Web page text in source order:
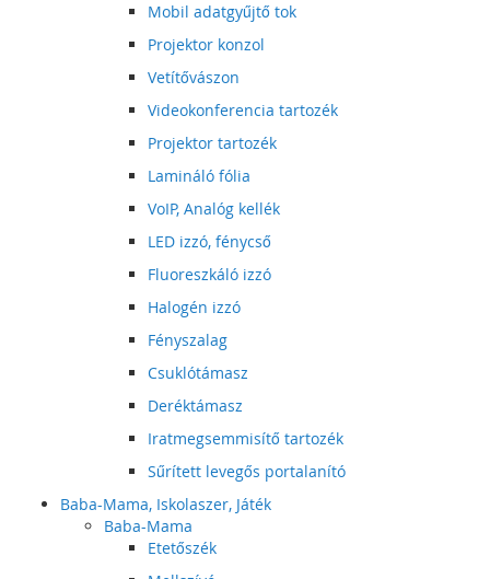
Mobil adatgyűjtő tok
Projektor konzol
Vetítővászon
Videokonferencia tartozék
Projektor tartozék
Lamináló fólia
VoIP, Analóg kellék
LED izzó, fénycső
Fluoreszkáló izzó
Halogén izzó
Fényszalag
Csuklótámasz
Deréktámasz
Iratmegsemmisítő tartozék
Sűrített levegős portalanító
Baba-Mama, Iskolaszer, Játék
Baba-Mama
Etetőszék